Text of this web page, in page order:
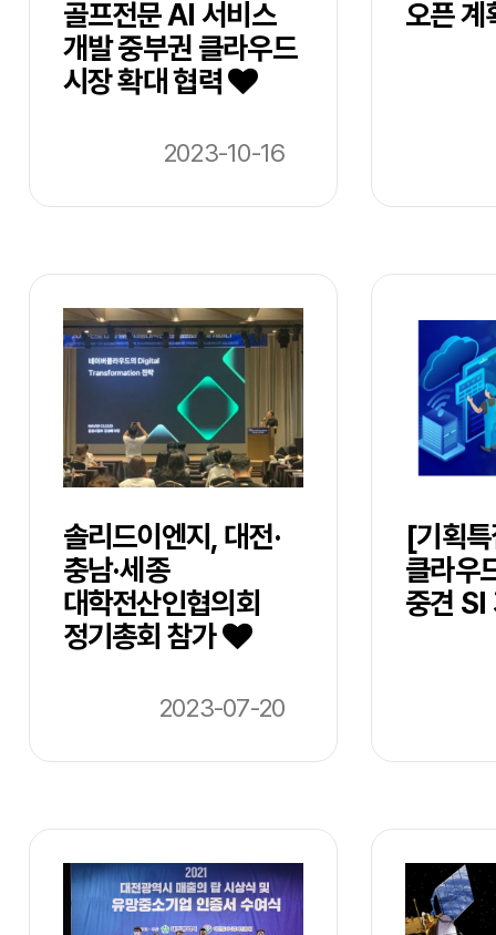
골프전문 AI 서비스
개발 중부권 클라우드
시장 확대 협력
2023-10-16
오픈
솔리드이엔지, 대전·
충남·세종
대학전산인협의회
정기총회 참가
2023-07-20
[기획
클라우
중견